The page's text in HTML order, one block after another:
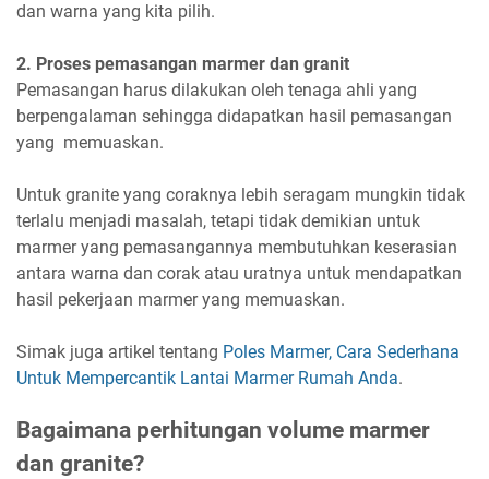
dan warna yang kita pilih.
2. Proses pemasangan marmer dan granit
Pemasangan harus dilakukan oleh tenaga ahli yang
berpengalaman sehingga didapatkan hasil pemasangan
yang memuaskan.
Untuk granite yang coraknya lebih seragam mungkin tidak
terlalu menjadi masalah, tetapi tidak demikian untuk
marmer yang pemasangannya membutuhkan keserasian
antara warna dan corak atau uratnya untuk mendapatkan
hasil pekerjaan marmer yang memuaskan.
Simak juga artikel tentang Poles Marmer, Cara Sederhana
Untuk Mempercantik Lantai Marmer Rumah Anda.
Bagaimana perhitungan volume marmer
dan granite?